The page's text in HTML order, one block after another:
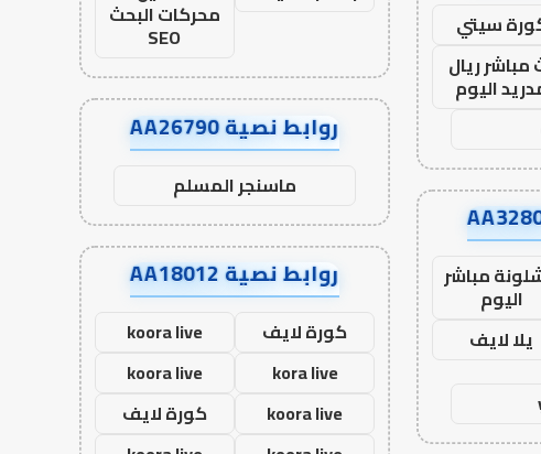
سيتي
مباشر ريال
اليوم
مباشر
اليوم
يلا لايف
محركات البحث
SEO
روابط نصية AA26790
ماسنجر المسلم
روابط نصية AA18012
كورة لايف
koora live
kora live
koora live
koora live
كورة لايف